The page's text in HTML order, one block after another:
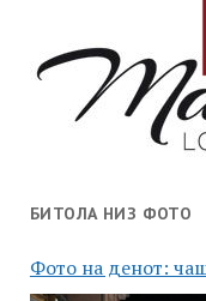
БИТОЛА НИЗ ФОТО
Фото на денот: